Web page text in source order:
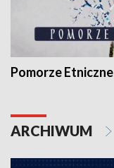
Pomorze Etniczne
ARCHIWUM